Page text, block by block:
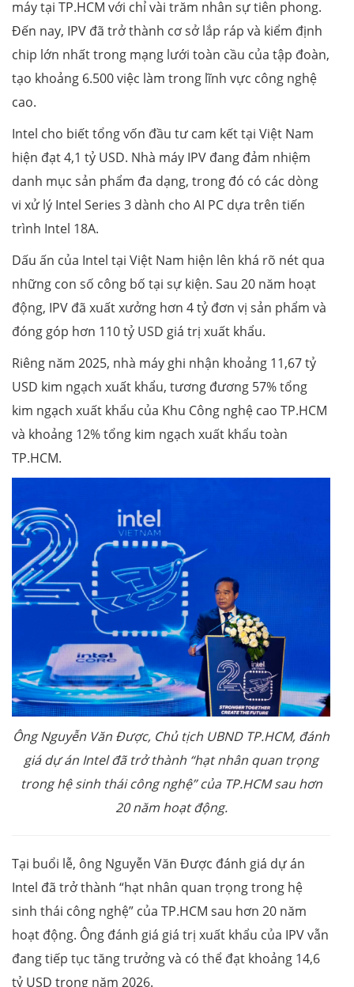
máy tại TP.HCM với chỉ vài trăm nhân sự tiên phong.
Đến nay, IPV đã trở thành cơ sở lắp ráp và kiểm định
chip lớn nhất trong mạng lưới toàn cầu của tập đoàn,
tạo khoảng 6.500 việc làm trong lĩnh vực công nghệ
cao.
Intel cho biết tổng vốn đầu tư cam kết tại Việt Nam
hiện đạt 4,1 tỷ USD. Nhà máy IPV đang đảm nhiệm
danh mục sản phẩm đa dạng, trong đó có các dòng
vi xử lý Intel Series 3 dành cho AI PC dựa trên tiến
trình Intel 18A.
Dấu ấn của Intel tại Việt Nam hiện lên khá rõ nét qua
những con số công bố tại sự kiện. Sau 20 năm hoạt
động, IPV đã xuất xưởng hơn 4 tỷ đơn vị sản phẩm và
đóng góp hơn 110 tỷ USD giá trị xuất khẩu.
Riêng năm 2025, nhà máy ghi nhận khoảng 11,67 tỷ
USD kim ngạch xuất khẩu, tương đương 57% tổng
kim ngạch xuất khẩu của Khu Công nghệ cao TP.HCM
và khoảng 12% tổng kim ngạch xuất khẩu toàn
TP.HCM.
Ông Nguyễn Văn Được, Chủ tịch UBND TP.HCM, đánh
giá dự án Intel đã trở thành “hạt nhân quan trọng
trong hệ sinh thái công nghệ” của TP.HCM sau hơn
20 năm hoạt động.
Tại buổi lễ, ông Nguyễn Văn Được đánh giá dự án
Intel đã trở thành “hạt nhân quan trọng trong hệ
sinh thái công nghệ” của TP.HCM sau hơn 20 năm
hoạt động. Ông đánh giá giá trị xuất khẩu của IPV vẫn
đang tiếp tục tăng trưởng và có thể đạt khoảng 14,6
tỷ USD trong năm 2026.